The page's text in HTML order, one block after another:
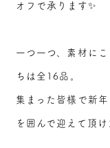
オフで承ります✨
一つ一つ、素材に
ちは全16品。
集まった皆様で新
を囲んで迎えて頂け